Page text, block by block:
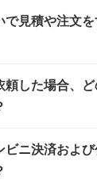
見積や注文
注文フォーム
からお進みの
頼した場合、
でにお送りし
、お時間をい
ビニ決済およ